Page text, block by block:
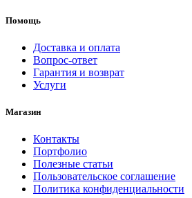
Помощь
Доставка и оплата
Вопрос-ответ
Гарантия и возврат
Услуги
Магазин
Контакты
Портфолио
Полезные статьи
Пользовательское соглашение
Политика конфиденциальности